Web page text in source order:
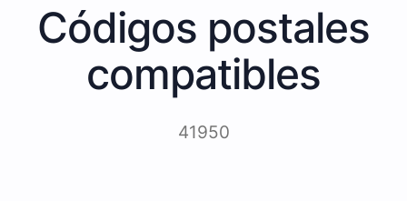
Códigos postales
compatibles
41950